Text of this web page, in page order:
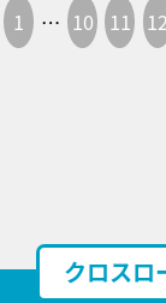
1 … 10 11 12
クロスロ